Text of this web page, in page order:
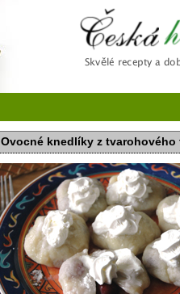
Ovocné knedlíky z tvarohového